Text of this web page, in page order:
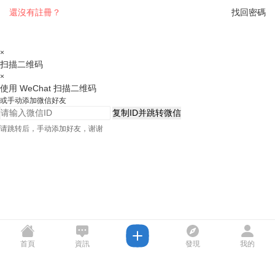
找回密碼
還沒有註冊？
×
扫描二维码
×
使用 WeChat 扫描二维码
或手动添加微信好友
复制ID并跳转微信
请跳转后，手动添加好友，谢谢
首頁 資訊 發現 我的